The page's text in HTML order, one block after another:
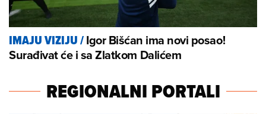
IMAJU VIZIJU/Igor Bišćan ima novi posao!
Surađivat će i sa Zlatkom Dalićem
REGIONALNI PORTALI